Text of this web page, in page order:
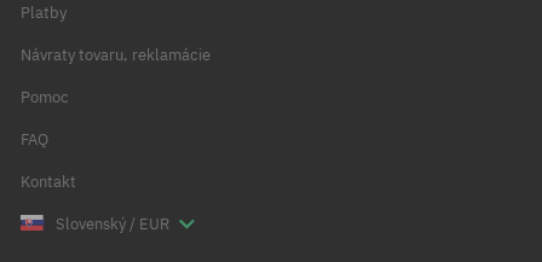
Platby
Návraty tovaru, reklamácie
Pomoc
FAQ
Kontakt
Slovenský / EUR